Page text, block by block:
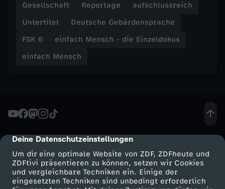
cmp-dialog-description
Deine Datenschutzeinstellungen
Um dir eine optimale Website von ZDF, ZDFheute und
ZDFtivi präsentieren zu können, setzen wir Cookies
und vergleichbare Techniken ein. Einige der
eingesetzten Techniken sind unbedingt erforderlich
z
e
l
o
k
u
s
Gesellschaft Reportage
aufschlussreich
Untertitel
Deutsche Gebärdensprache
FSK 6
einfach Mensch - die Einzeldokus
einfach Mensch